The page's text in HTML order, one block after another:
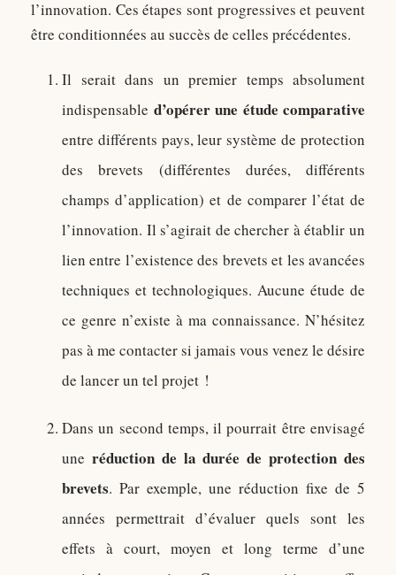
l’innovation. Ces étapes sont progressives et peuvent
être conditionnées au succès de celles précédentes.
Il serait dans un premier temps absolument
indispensable d’opérer une étude comparative
entre différents pays, leur système de protection
des brevets (différentes durées, différents
champs d’application) et de comparer l’état de
l’innovation. Il s’agirait de chercher à établir un
lien entre l’existence des brevets et les avancées
techniques et technologiques. Aucune étude de
ce genre n’existe à ma connaissance. N’hésitez
pas à me contacter si jamais vous venez le désire
de lancer un tel projet !
Dans un second temps, il pourrait être envisagé
une réduction de la durée de protection des
brevets. Par exemple, une réduction fixe de 5
années permettrait d’évaluer quels sont les
effets à court, moyen et long terme d’une